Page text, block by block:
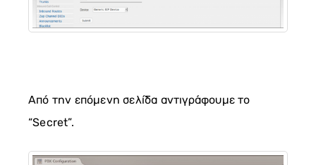
Από την επόμενη σελίδα αντιγράφουμε το
“Secret”.